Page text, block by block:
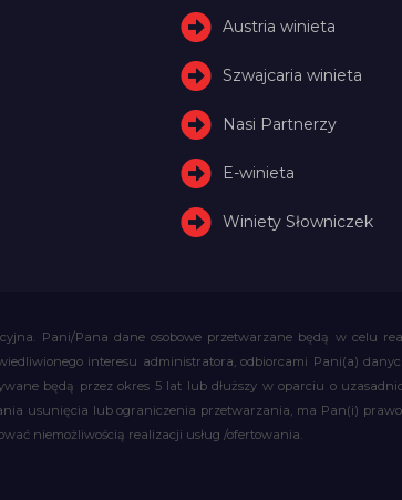
Austria winieta
Szwajcaria winieta
Nasi Partnerzy
E-winieta
Winiety Słowniczek
Pani/Pana dane osobowe przetwarzane będą w celu
interesu administratora, odbiorcami Pani(a)
będą przez okres 5 lat lub dłuższy w oparciu o
usunięcia lub ograniczenia przetwarzania, ma Pan(i)
niemożliwością realizacji usług /ofertowania.